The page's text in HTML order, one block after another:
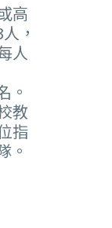
高
，
人
。
教
指
。